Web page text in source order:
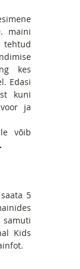
maini
tehtud
kes
Edasi
kuni
ja
võib
5
Kids